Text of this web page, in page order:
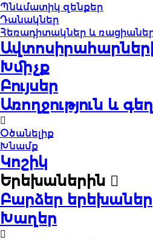
Պնևմատիկ զենքեր
Դանակներ
Հեռադիտակներ և
Խմիչք
Բույսեր
Առողջություն և
Օծանելիք
Խնամք
Կոշիկ
Երեխաներին
Բարձեր
Խաղեր